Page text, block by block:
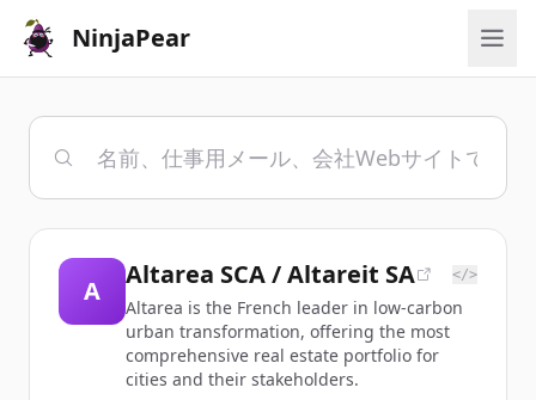
NinjaPear
A
Altarea SCA / Altareit SA </>
Altarea is the French leader in low-carbon
urban transformation, offering the most
comprehensive real estate portfolio for
cities and their stakeholders.